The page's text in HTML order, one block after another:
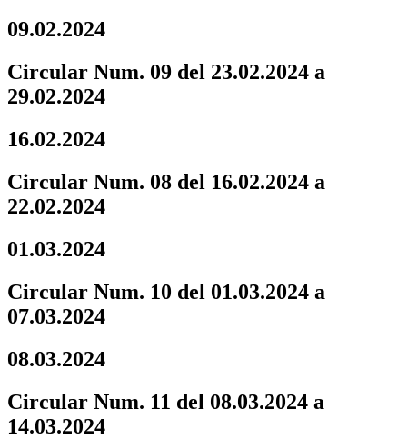
09.02.2024
Circular Num. 09 del 23.02.2024 a
29.02.2024
16.02.2024
Circular Num. 08 del 16.02.2024 a
22.02.2024
01.03.2024
Circular Num. 10 del 01.03.2024 a
07.03.2024
08.03.2024
Circular Num. 11 del 08.03.2024 a
14.03.2024